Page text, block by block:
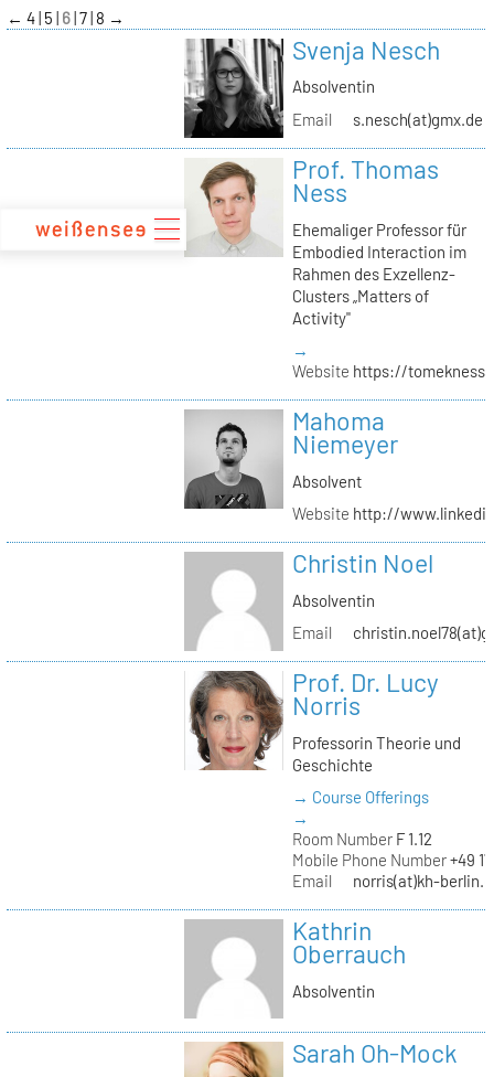
zum
Inhalt
← 4 5 6 7 8 →
Svenja Nesch
Absolventin
Email
s.nesch(at)gmx.de
Prof. Thomas
Ness
Ehemaliger Professor für
Embodied Interaction im
Rahmen des Exzellenz-
Clusters „Matters of
Activity"
→
Website https://
Mahoma
Niemeyer
Absolvent
Website http://
Christin Noel
Absolventin
Email
Prof. Dr. Lucy
Norris
Professorin Theorie und
Geschichte
→ Course Offerings
→
Room NumberF 1.12
Mobile Phone Number+49
Email
norris(at)kh-
Kathrin
Oberrauch
Absolventin
Sarah Oh-Mock